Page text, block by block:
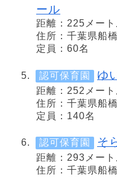
ール
距離：225メート
住所：千葉県船
定員：60名
認可保育園 ゆ
距離：252メート
住所：千葉県船
定員：140名
認可保育園 そ
距離：293メート
住所：千葉県船